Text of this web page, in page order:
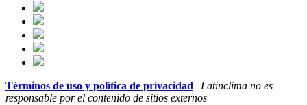
Términos de uso y política de privacidad | Latinclima no es
responsable por el contenido de sitios externos